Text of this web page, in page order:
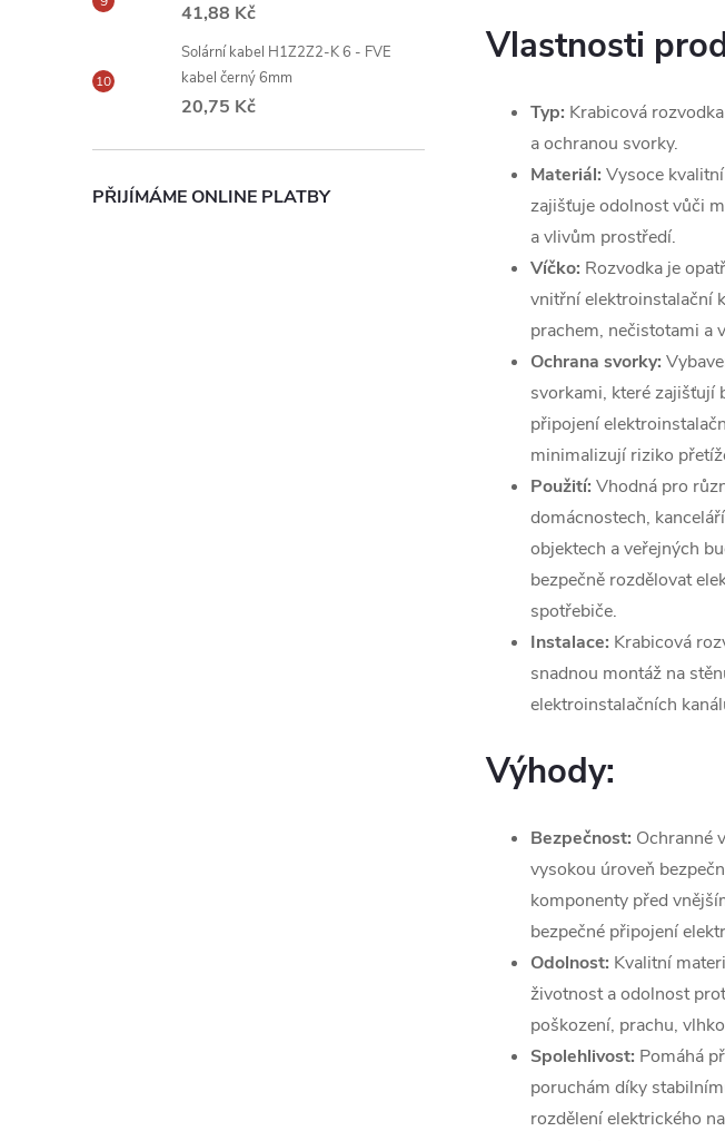
41,88 Kč
Solární kabel H1Z2Z2-K 6 - FVE
kabel černý 6mm
20,75 Kč
PŘIJÍMÁME ONLINE PLATBY
Vlastnosti
Typ: Krabicová
a ochranou svorky.
Materiál: Vysoce
zajišťuje odolnost vůči
a vlivům prostředí.
Víčko: Rozvodka je
vnitřní elektroinstalační
prachem, nečistotami a
Ochrana svorky:
svorkami, které zajišťují
připojení
minimalizují riziko
Použití: Vhodná pro
domácnostech,
objektech a veřejných
bezpečně rozdělovat
spotřebiče.
Instalace: Krabicová
snadnou montáž na
elektroinstalačních
Výhody:
Bezpečnost: Ochranné
vysokou úroveň
komponenty před
bezpečné připojení
Odolnost: Kvalitní
životnost a odolnost
poškození, prachu,
Spolehlivost: Pomáhá
poruchám díky
rozdělení elektrického